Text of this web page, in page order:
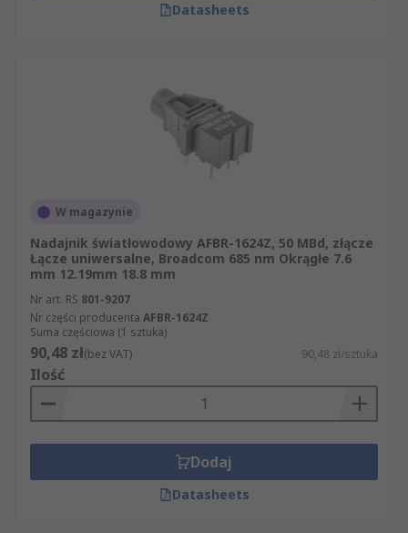
Datasheets
W magazynie
Nadajnik światłowodowy AFBR-1624Z, 50 MBd, złącze
Łącze uniwersalne, Broadcom 685 nm Okrągłe 7.6
mm 12.19mm 18.8 mm
Nr art. RS 801-9207
Nr części producenta AFBR-1624Z
Suma częściowa (1 sztuka)
90,48 zł(bez VAT) 90,48 zł/sztuka
Ilość
Dodaj
Datasheets